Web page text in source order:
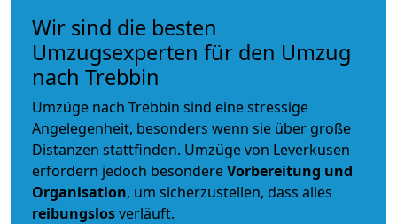
Wir sind die besten
Umzugsexperten für den Umzug
nach Trebbin
Umzüge nach Trebbin sind eine stressige
Angelegenheit, besonders wenn sie über große
Distanzen stattfinden. Umzüge von Leverkusen
erfordern jedoch besondereVorbereitung und
Organisation, um sicherzustellen, dass alles
reibungslosverläuft.